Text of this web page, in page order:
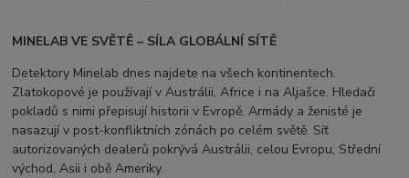
MINELAB VE SVĚTĚ – SÍLA GLOBÁLNÍ SÍTĚ
Detektory Minelab dnes najdete na všech kontinentech.
Zlatokopové je používají v Austrálii, Africe i na Aljašce. Hledači
pokladů s nimi přepisují historii v Evropě. Armády a ženisté je
nasazují v post-konfliktních zónách po celém světě. Síť
autorizovaných dealerů pokrývá Austrálii, celou Evropu, Střední
východ, Asii i obě Ameriky.